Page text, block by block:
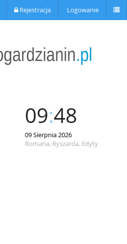
Rejestracja Logowanie
09:48
09 Sierpnia 2026
Romana, Ryszarda, Edyty